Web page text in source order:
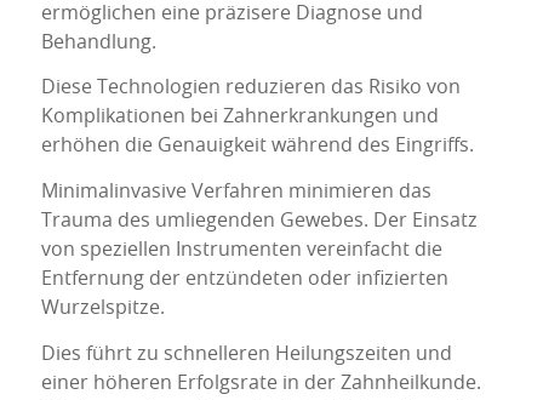
ermöglichen eine präzisere Diagnose und
Behandlung.
Diese Technologien reduzieren das Risiko von
Komplikationen bei Zahnerkrankungen und
erhöhen die Genauigkeit während des Eingriffs.
Minimalinvasive Verfahren minimieren das
Trauma des umliegenden Gewebes. Der Einsatz
von speziellen Instrumenten vereinfacht die
Entfernung der entzündeten oder infizierten
Wurzelspitze.
Dies führt zu schnelleren Heilungszeiten und
einer höheren Erfolgsrate in der Zahnheilkunde.